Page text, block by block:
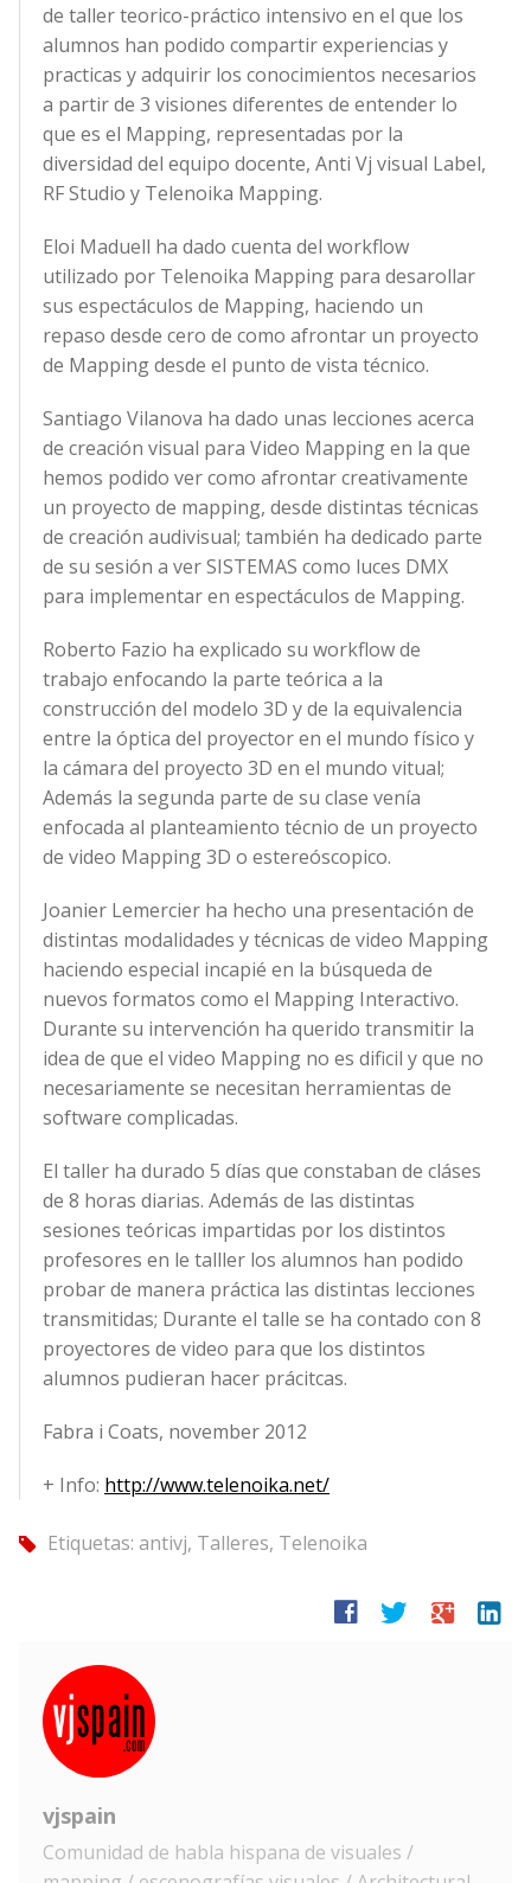
de taller teorico-práctico intensivo en el que los
alumnos han podido compartir experiencias y
practicas y adquirir los conocimientos necesarios
a partir de 3 visiones diferentes de entender lo
que es el Mapping, representadas por la
diversidad del equipo docente, Anti Vj visual Label,
RF Studio y Telenoika Mapping.
Eloi Maduell ha dado cuenta del workflow
utilizado por Telenoika Mapping para desarollar
sus espectáculos de Mapping, haciendo un
repaso desde cero de como afrontar un proyecto
de Mapping desde el punto de vista técnico.
Santiago Vilanova ha dado unas lecciones acerca
de creación visual para Video Mapping en la que
hemos podido ver como afrontar creativamente
un proyecto de mapping, desde distintas técnicas
de creación audivisual; también ha dedicado parte
de su sesión a ver SISTEMAS como luces DMX
para implementar en espectáculos de Mapping.
Roberto Fazio ha explicado su workflow de
trabajo enfocando la parte teórica a la
construcción del modelo 3D y de la equivalencia
entre la óptica del proyector en el mundo físico y
la cámara del proyecto 3D en el mundo vitual;
Además la segunda parte de su clase venía
enfocada al planteamiento técnio de un proyecto
de video Mapping 3D o estereóscopico.
Joanier Lemercier ha hecho una presentación de
distintas modalidades y técnicas de video Mapping
haciendo especial incapié en la búsqueda de
nuevos formatos como el Mapping Interactivo.
Durante su intervención ha querido transmitir la
idea de que el video Mapping no es dificil y que no
necesariamente se necesitan herramientas de
software complicadas.
El taller ha durado 5 días que constaban de cláses
de 8 horas diarias. Además de las distintas
sesiones teóricas impartidas por los distintos
profesores en le talller los alumnos han podido
probar de manera práctica las distintas lecciones
transmitidas; Durante el talle se ha contado con 8
proyectores de video para que los distintos
alumnos pudieran hacer prácitcas.
Fabra i Coats, november 2012
+ Info: http://www.telenoika.net/
tag Etiquetas: antivj, Talleres, Telenoika
facebook twitter google linkedin
vjspain
Comunidad de habla hispana de visuales /